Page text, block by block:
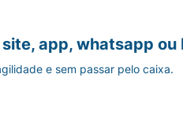
app, whatsapp ou
e sem passar pelo caixa.